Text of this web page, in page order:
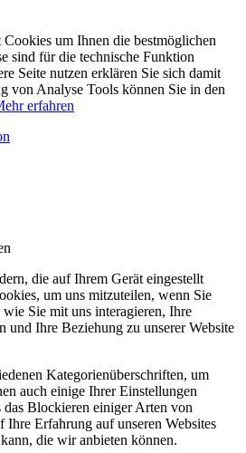
um Ihnen die bestmöglichen
sind für die technische Funktion
Seite nutzen erklären Sie sich damit
von Analyse Tools können Sie in den
erfahren
die auf Ihrem Gerät eingestellt
um uns mitzuteilen, wenn Sie
wie Sie mit uns interagieren, Ihre
und Ihre Beziehung zu unserer Website
Kategorienüberschriften, um
auch einige Ihrer Einstellungen
das Blockieren einiger Arten von
Erfahrung auf unseren Websites
die wir anbieten können.